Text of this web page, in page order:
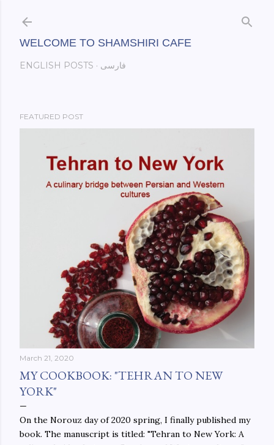
WELCOME TO SHAMSHIRI CAFE
ENGLISH POSTS فارسی
FEATURED POST
March 21, 2020
MY COOKBOOK: "TEHRAN TO NEW
YORK"
On the Norouz day of 2020 spring, I finally published my
book. The manuscript is titled: "Tehran to New York: A